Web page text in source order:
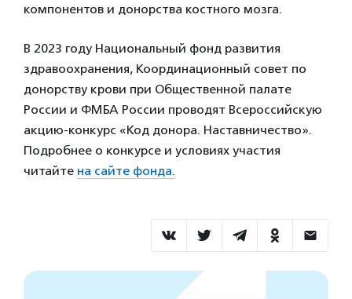
компонентов и донорства костного мозга.
В 2023 году Национальный фонд развития
здравоохранения, Координационный совет по
донорству крови при Общественной палате
России и ФМБА России проводят Всероссийскую
акцию-конкурс «Код донора. Наставничество».
Подробнее о конкурсе и условиях участия
читайте на сайте фонда.